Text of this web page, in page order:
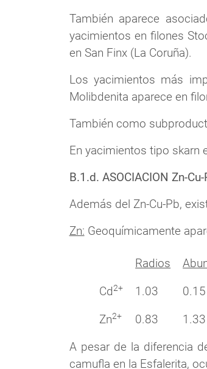
También aparece
yacimientos en filones
en San Finx (La Coruña).
Los yacimientos más
Molibdenita aparece en
También como
En yacimientos tipo skarn
B.1.d. ASOCIACION Zn-Cu-
Además del Zn-Cu-Pb,
Zn: Geoquímicamente
Radios
Cd2+ 1.03
Zn2+ 0.83
A pesar de la diferencia
camufla en la Esfalerita,